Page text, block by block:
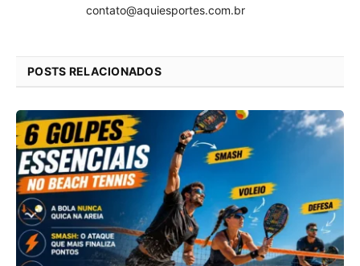
contato@aquiesportes.com.br
POSTS RELACIONADOS